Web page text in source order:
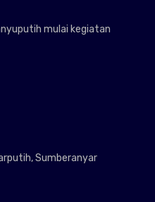
mulai kegiatan
Sumberanyar